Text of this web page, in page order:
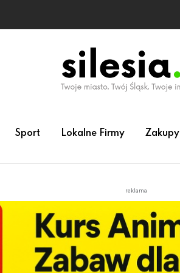
Sport Lokalne Firmy Zakupy
reklama